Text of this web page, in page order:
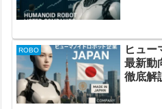
ROBO
ヒュー
最新動
徹底解